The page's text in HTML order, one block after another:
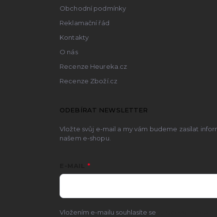
Obchodní podmínky
Reklamační řád
Kontakty
O nás
Recenze Heureka.cz
Recenze Zboží.cz
ODEBÍRAT NEWSLETTER
Vložte svůj e-mail a my vám budeme zasílat
našem e-shopu.
Vložením e-mailu souhlasíte se